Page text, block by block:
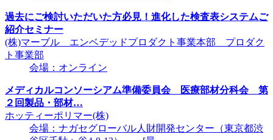
過去にご検討いただいた方必見！進化した検査表システムご
紹介セミナー
(株)マーブル エンベデッドプロダクト事業本部 プロダク
ト事業部
会場：オンライン
メディカルコンソーシアム準備委員会 医療部材分科会 第
２回製品・部材…
ホッティーポリマー(株)
会場：ナガセグローバル人財開発センター（東京都渋